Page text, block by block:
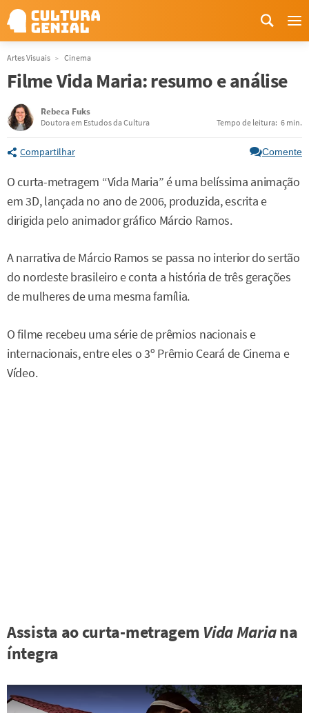
Artes Visuais Cinema
Filme Vida Maria: resumo e análise
Rebeca Fuks
Doutora em Estudos da Cultura Tempo de leitura: 6 min.
Compartilhar Comente
O curta-metragem “Vida Maria” é uma belíssima animação
em 3D, lançada no ano de 2006, produzida, escrita e
dirigida pelo animador gráfico Márcio Ramos.
A narrativa de Márcio Ramos se passa no interior do sertão
do nordeste brasileiro e conta a história de três gerações
de mulheres de uma mesma família.
O filme recebeu uma série de prêmios nacionais e
internacionais, entre eles o 3º Prêmio Ceará de Cinema e
Vídeo.
Assista ao curta-metragem Vida Mariana
íntegra